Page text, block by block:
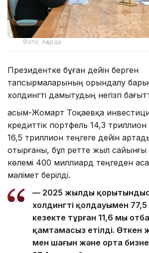
Фото: Ақорда
Президентке бұған дейін берген
тапсырмаларының орындалу
холдингті дамытудың негізгі
Қасым-Жомарт Тоқаевқа
кредиттік портфель 14,3 триллион
16,5 триллион теңгеге дейін
отырғаны, бұл ретте жыл сайынғы
көлемі 400 миллиард теңгеден
мәлімет берілді.
— 2025 жылдың
холдингтің қолдауымен 77,5
кезекте тұрған 11,6 мың
қамтамасыз етілді. Өткен
мен шағын және орта